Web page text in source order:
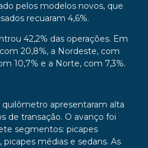
pelos modelos novos, que
recuaram 4,6%.
42,2% das operações. Em
20,8%, a Nordeste, com
10,7% e a Norte, com 7,3%.
quilômetro apresentaram alta
de transação. O avanço foi
segmentos: picapes
médias e sedans. As